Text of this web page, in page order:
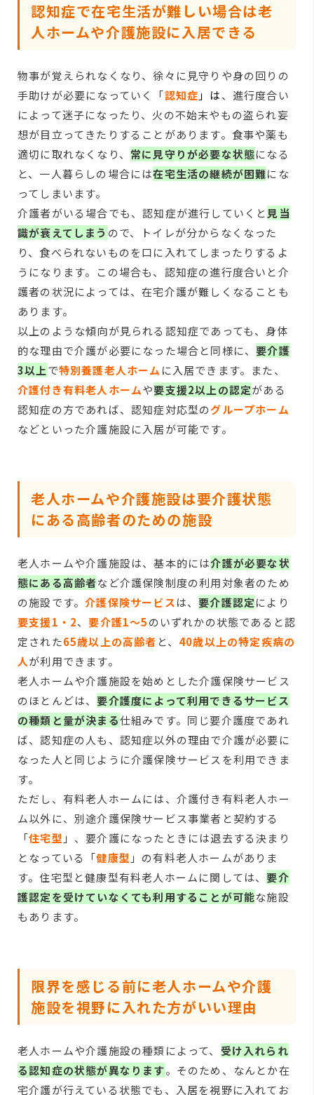
認知症で在宅生活が難しい場合は老
人ホームや介護施設に入居できる
物事が覚えられなくなり、徐々に見守りや身の回りの
手助けが必要になっていく「認知症 」 は、進行度合い
によって迷子になったり、火の不始末やもの盗られ妄
想が目立ってきたりすることがあります。食事や薬も
適切に取れなくなり、 常に見守りが必要な状態になる
と、一人暮らしの場合には在宅生活の継続が困難にな
ってしまいます。
介護者がいる場合でも、認知症が進行していくと見当
識が衰えてしまう ので、トイレが分からなくなった
り、食べられないものを口に入れてしまったりするよ
うになります。この場合も、認知症の進行度合いと介
護者の状況によっては、在宅介護が難しくなることも
あります。
以上のような傾向が見られる認知症であっても、身体
的な理由で介護が必要になった場合と同様に、 要介護
3以上で特別養護老人ホーム に入居できます。また、
介護付き有料老人ホームや要支援2以上の認定がある
認知症の方であれば、認知症対応型のグループホーム
などといった介護施設に入居が可能です。
老人ホームや介護施設は要介護状態
にある高齢者のための施設
老人ホームや介護施設は、基本的には介護が必要な状
態にある高齢者など介護保険制度の利用対象者のため
の施設です。介護保険サービスは、 要介護認定により
要支援1・2、要介護1～5のいずれかの状態であると認
定された65歳以上の高齢者 と、 40歳以上の特定疾病の
人が利用できます。
老人ホームや介護施設を始めとした介護保険サービス
のほとんどは、 要介護度によって利用できるサービス
の種類と量が決まる仕組みです。同じ要介護度であれ
ば、認知症の人も、認知症以外の理由で介護が必要に
なった人と同じように介護保険サービスを利用できま
す。
ただし、有料老人ホームには、介護付き有料老人ホー
ム以外に、別途介護保険サービス事業者と契約する
「住宅型 」、要介護になったときには退去する決まり
となっている「健康型 」の有料老人ホームがありま
す。住宅型と健康型有料老人ホームに関しては、 要介
護認定を受けていなくても利用することが可能な施設
もあります。
限界を感じる前に老人ホームや介護
施設を視野に入れた方がいい理由
老人ホームや介護施設の種類によって、 受け入れられ
る認知症の状態が異なります。そのため、なんとか在
宅介護が行えている状態でも、入居を視野に入れてお